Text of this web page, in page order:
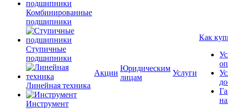
Комбинированные
подшипники
Ступичные
подшипники
Линейная техника
Инструмент
Акции
Юридическим
лицам
Услуги
Как